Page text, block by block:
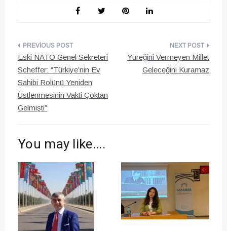
Yazı
gezinmesi
Eski NATO Genel Sekreteri
Scheffer: “Türkiye’nin Ev
Sahibi Rolünü Yeniden
Üstlenmesinin Vakti Çoktan
Gelmişti”
Yüreğini Vermeyen Millet
Geleceğini Kuramaz
You may like....